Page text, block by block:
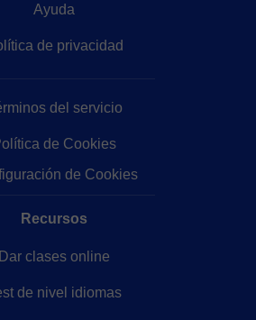
Ayuda
de privacidad
del servicio
de Cookies
de Cookies
Recursos
Dar clases online
de nivel idiomas